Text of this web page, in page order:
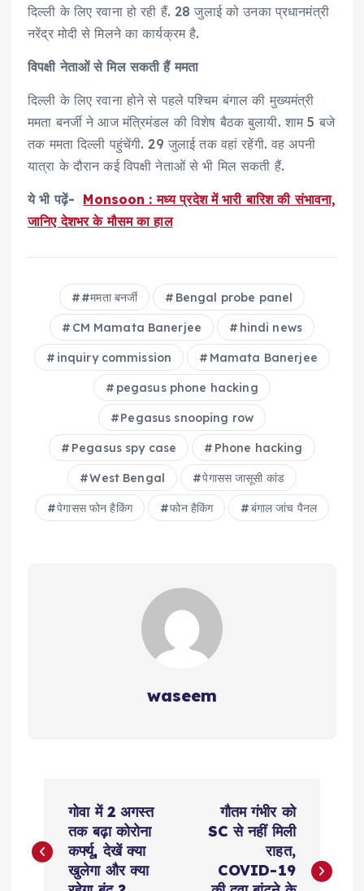
दिल्ली के लिए रवाना हो रही हैं. 28 जुलाई को उनका प्रधानमंत्री
नरेंद्र मोदी से मिलने का कार्यक्रम है.
विपक्षी नेताओं से मिल सकती हैं ममता
दिल्ली के लिए रवाना होने से पहले पश्चिम बंगाल की मुख्यमंत्री
ममता बनर्जी ने आज मंत्रिमंडल की विशेष बैठक बुलायी. शाम 5 बजे
तक ममता दिल्ली पहुंचेंगी. 29 जुलाई तक वहां रहेंगी. वह अपनी
यात्रा के दौरान कई विपक्षी नेताओं से भी मिल सकती हैं.
ये भी पढ़ें- Monsoon : मध्य प्रदेश में भारी बारिश की संभावना,
जानिए देशभर के मौसम का हाल
#ममता बनर्जी Bengal probe panel
CM Mamata Banerjee hindi news
inquiry commission Mamata Banerjee
pegasus phone hacking
Pegasus snooping row
Pegasus spy case Phone hacking
West Bengal पेगासस जासूसी कांड
पेगासस फोन हैकिंग फोन हैकिंग बंगाल जांच पैनल
waseem
o
गोवा में 2 अगस्त
तक बढ़ा कोरोना
कर्फ्यू, देखें क्या
खुलेगा और क्या
गौतम गंभीर को
SC से नहीं मिली
राहत,
COVID-19